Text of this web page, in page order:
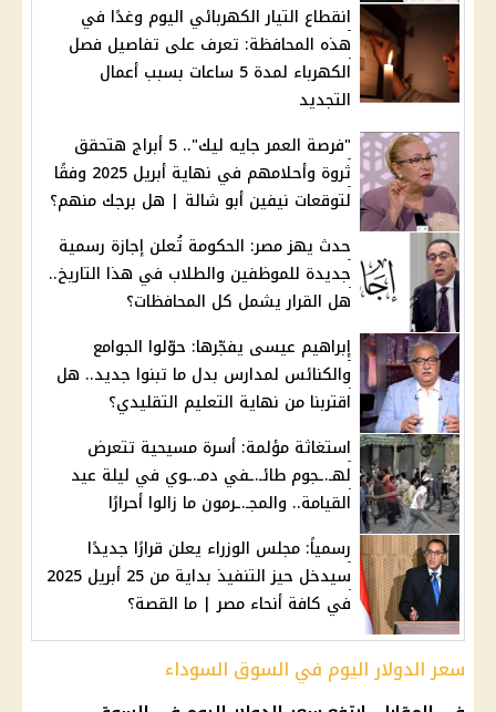
انقطاع التيار الكهربائي اليوم وغدًا في
هذه المحافظة: تعرف على تفاصيل فصل
الكهرباء لمدة 5 ساعات بسبب أعمال
التجديد
"فرصة العمر جايه ليك".. 5 أبراج هتحقق
ثروة وأحلامهم في نهاية أبريل 2025 وفقًا
لتوقعات نيفين أبو شالة | هل برجك منهم؟
حدث يهز مصر: الحكومة تُعلن إجازة رسمية
جديدة للموظفين والطلاب في هذا التاريخ..
هل القرار يشمل كل المحافظات؟
إبراهيم عيسى يفجّرها: حوّلوا الجوامع
والكنائس لمدارس بدل ما تبنوا جديد.. هل
اقتربنا من نهاية التعليم التقليدي؟
استغاثة مؤلمة: أسرة مسيحية تتعرض
لهـ.ـجوم طائـ.ـفي دمـ.ـوي في ليلة عيد
القيامة.. والمجـ.ـرمون ما زالوا أحرارًا
رسمياً: مجلس الوزراء يعلن قرارًا جديدًا
سيدخل حيز التنفيذ بداية من 25 أبريل 2025
في كافة أنحاء مصر | ما القصة؟
سعر الدولار اليوم في السوق السوداء